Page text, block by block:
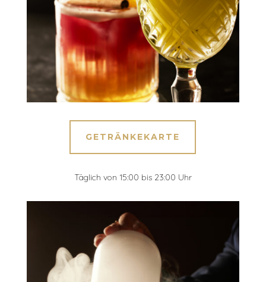
GETRÄNKEKARTE
Täglich von 15:00 bis 23:00 Uhr